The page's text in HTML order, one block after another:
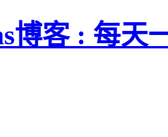
博客 : 每天